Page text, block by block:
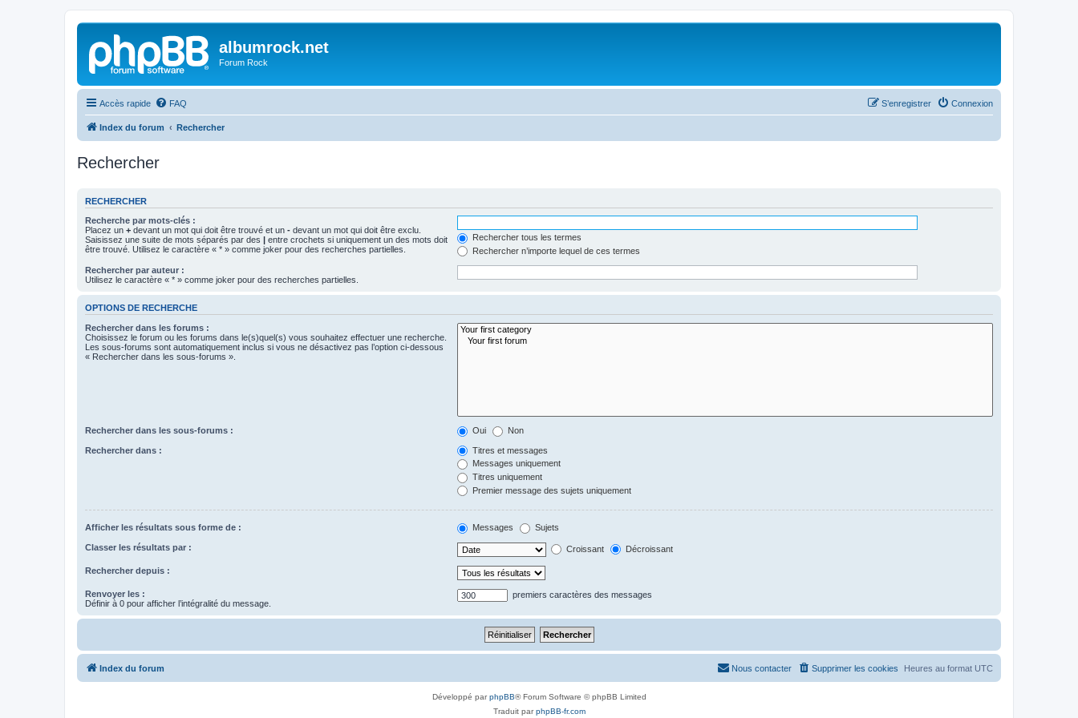
albumrock.net
Forum Rock
Accès rapide FAQ Connexion
S’enregistrer
Index du forum Rechercher
Rechercher
RECHERCHER
Recherche par mots-clés :
Placez un + devant un mot qui doit être trouvé et un - devant un mot qui doit être exclu.
Saisissez une suite de mots séparés par des | entre crochets si uniquement un des mots doit
être trouvé. Utilisez le caractère « * » comme joker pour des recherches partielles.
Rechercher tous les termes
Rechercher n’importe lequel de ces termes
Rechercher par auteur :
Utilisez le caractère « * » comme joker pour des recherches partielles.
OPTIONS DE RECHERCHE
Rechercher dans les forums :
Choisissez le forum ou les forums dans le(s)quel(s) vous souhaitez effectuer une recherche.
Les sous-forums sont automatiquement inclus si vous ne désactivez pas l’option ci-dessous
« Rechercher dans les sous-forums ».
Rechercher dans les sous-forums : Oui Non
Rechercher dans :
Titres et messages
Messages uniquement
Titres uniquement
Premier message des sujets uniquement
Afficher les résultats sous forme de : Messages Sujets
Classer les résultats par : Croissant Décroissant
Rechercher depuis :
Renvoyer les :
Définir à 0 pour afficher l’intégralité du message.
premiers caractères des messages
Index du forum Heures au format UTC
Supprimer les cookies
Nous contacter
Développé parphpBB® Forum Software © phpBB Limited
Traduit parphpBB-fr.com